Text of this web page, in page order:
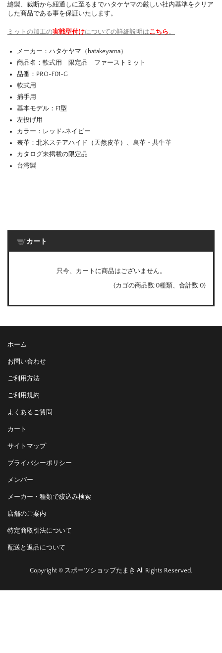
縫製、裁断から紐通しに至るまでハタケヤマの厳しい社内基準をクリア
した商品である事を保証いたします。
ミットの加工の実戦型付けについての詳細説明はこちら。
メーカー：ハタケヤマ（hatakeyama）
商品名：軟式用 限定品 ファーストミット
品番：PRO-F01-G
軟式用
捕手用
基本モデル：F1型
左投げ用
カラー：レッド×ネイビー
表革：北米ステアハイド（天然皮革）、裏革・共牛革
カタログ未掲載の限定品
台湾製
カート
只今、カートに商品はございません。
(カゴの商品数:0種類、合計数:0)
ホーム
お問い合わせ
ご利用方法
ご利用規約
よくあるご質問
カート
サイトマップ
プライバシーポリシー
メンバー
メーカー・種類で絞込み検索
店舗のご案内
特定商取引法について
配送と返品について
Copyright © スポーツショップたまき All Rights Reserved.